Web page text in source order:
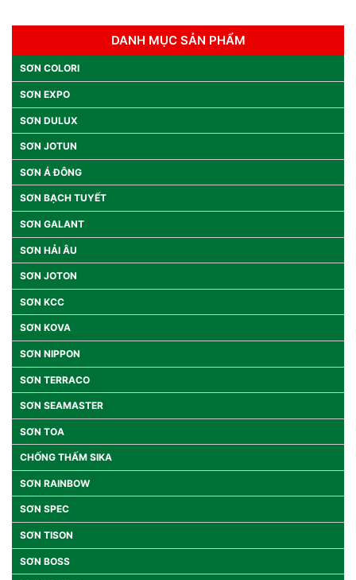
DANH MỤC SẢN PHẨM
SƠN COLORI
SƠN EXPO
SƠN DULUX
SƠN JOTUN
SƠN Á ĐÔNG
SƠN BẠCH TUYẾT
SƠN GALANT
SƠN HẢI ÂU
SƠN JOTON
SƠN KCC
SƠN KOVA
SƠN NIPPON
SƠN TERRACO
SƠN SEAMASTER
SƠN TOA
CHỐNG THẤM SIKA
SƠN RAINBOW
SƠN SPEC
SƠN TISON
SƠN BOSS